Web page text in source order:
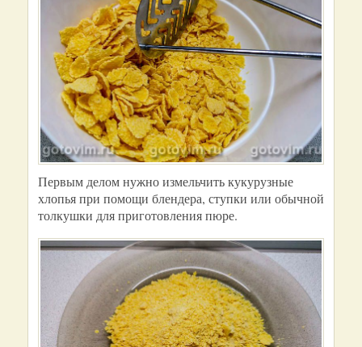
Первым делом нужно измельчить кукурузные
хлопья при помощи блендера, ступки или обычной
толкушки для приготовления пюре.